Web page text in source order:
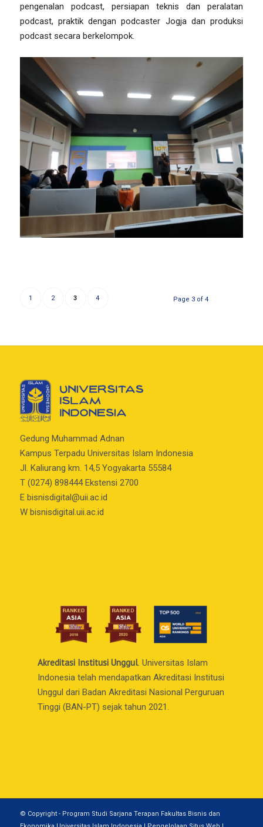
pengenalan podcast, persiapan teknis dan peralatan
podcast, praktik dengan podcaster Jogja dan produksi
podcast secara berkelompok.
Page 3 of 4
1 2 3 4
Gedung Muhammad Adnan
Kampus Terpadu Universitas Islam Indonesia
Jl. Kaliurang km. 14,5 Yogyakarta 55584
T (0274) 898444 Ekstensi 2700
E bisnisdigital@uii.ac.id
W bisnisdigital.uii.ac.id
Akreditasi Institusi Unggul. Universitas Islam
Indonesia telah mendapatkan Akreditasi Institusi
Unggul dari Badan Akreditasi Nasional Perguruan
Tinggi (BAN-PT) sejak tahun 2021.
© Copyright - Program Studi Sarjana Terapan Fakultas Bisnis dan